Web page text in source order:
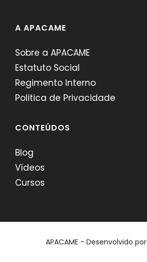
A APACAME
Sobre a APACAME
Estatuto Social
Regimento Interno
Politica de Privacidade
CONTEÚDOS
Blog
Vídeos
Cursos
APACAME - Desenvolvido por